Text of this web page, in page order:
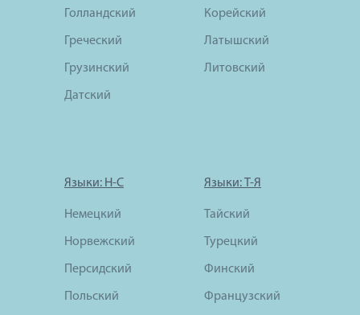
Голландский
Греческий
Грузинский
Датский
Корейский
Латышский
Литовский
Языки: Н-С
Немецкий
Норвежский
Персидский
Польский
Языки: Т-Я
Тайский
Турецкий
Финский
Французский